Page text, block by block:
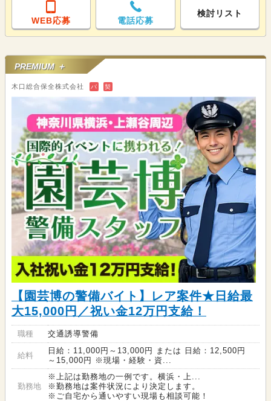
WEB応募 電話応募
検討リスト
PREMIUM ＋
木口総合保全株式会社 バ 契
【園芸博の警備バイト】レア案件★日給最
大15,000円／祝い金12万円支給！
職種 交通誘導警備
給料
日給：11,000円～13,000円 または 日給：12,500円
～15,000円 ※現場・経験・資...
勤務地
※上記は勤務地の一例です。横浜・上...
※勤務地は案件状況により決定します。
※ご自宅から通いやすい現場も相談可能！